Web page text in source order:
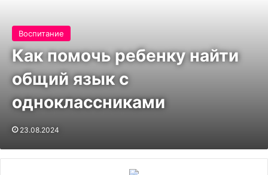
Воспитание
Как помочь ребенку найти
общий язык с
одноклассниками
23.08.2024